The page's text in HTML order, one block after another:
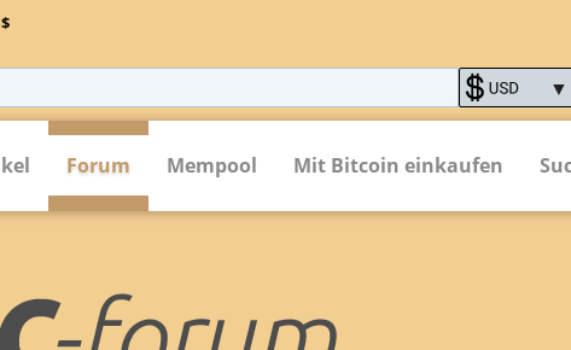
Forum Mempool Mit Bitcoin einkaufen